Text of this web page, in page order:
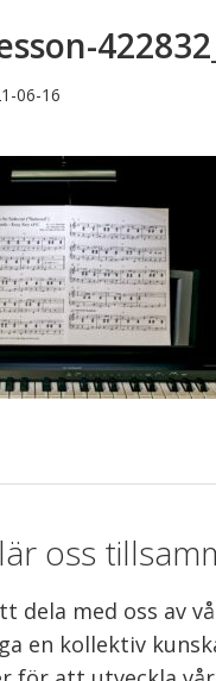
06-16
oss
dela med oss av
en kollektiv